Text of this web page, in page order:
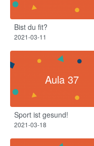
Bist du fit?​
2021-03-11
Aula 37
Sport ist gesund!
2021-03-18